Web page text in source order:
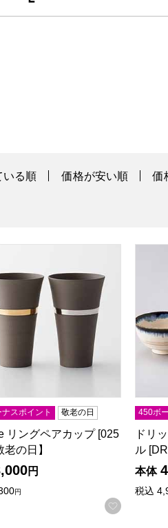
いる順 価格が安い順 価
ル表示）
に登録する
スポイント 敬老の日
リングペアカップ [025
の日】
円
円
お気に入
450ボ
ドリ
ル
本体
税込